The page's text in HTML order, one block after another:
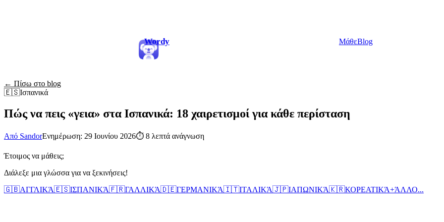
Wordy ΜάθεBlog
← Πίσω στο blog
🇪🇸Ισπανικά
Πώς να πεις «γεια» στα Ισπανικά: 18 χαιρετισμοί για κάθε περίσταση
Από SandorΕνημέρωση: 29 Ιουνίου 2026⏱ 8 λεπτά ανάγνωση
Έτοιμος να μάθεις;
Διάλεξε μια γλώσσα για να ξεκινήσεις!
🇬🇧ΑΓΓΛΙΚΆ🇪🇸ΙΣΠΑΝΙΚΆ🇫🇷ΓΑΛΛΙΚΆ🇩🇪ΓΕΡΜΑΝΙΚΆ🇮🇹ΙΤΑΛΙΚΆ🇯🇵ΙΑΠΩΝΙΚΆ🇰🇷ΚΟΡΕΑΤΙΚΆ+ΆΛΛΟ...